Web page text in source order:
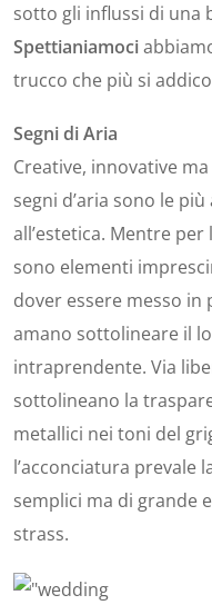
sotto gli influssi di una
Spettianiamoci
trucco che più si
Segni di Aria
Creative, innovative
segni d’aria sono le
all’estetica. Mentre per
sono elementi
dover essere messo in
amano sottolineare il
intraprendente. Via
sottolineano la
metallici nei toni del
l’acconciatura prevale
semplici ma di grande
strass.